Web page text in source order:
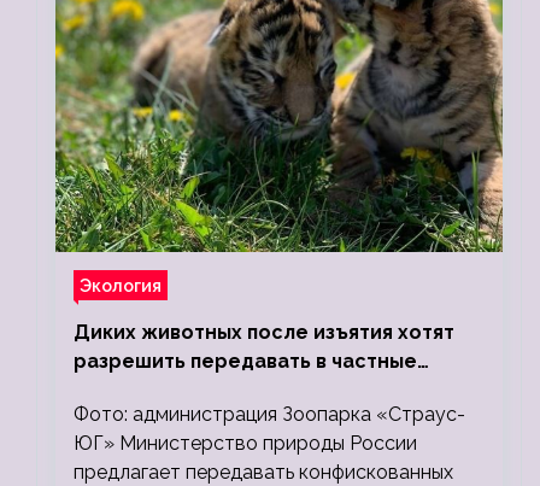
Экология
Диких животных после изъятия хотят
разрешить передавать в частные
Фото: администрация Зоопарка «Страус-
ЮГ» Министерство природы России
предлагает передавать конфискованных